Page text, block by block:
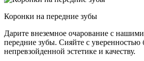
Коронки на передние зубы
Дарите внеземное очарование с
передние зубы. Сияйте с уверенностью
непревзойденной эстетике и качеству.